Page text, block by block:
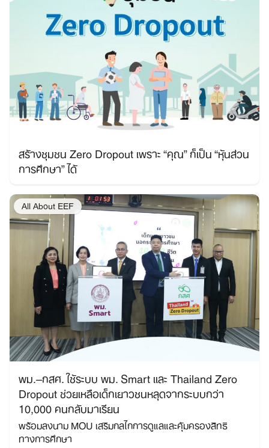
Search
for:
สร้างชุมชน Zero Dropout เพราะ “คุณ” ก็เป็น “หุ้นส่วน
การศึกษา” ได้
All About EEF
พม.–กสศ. ใช้ระบบ พม. Smart และ Thailand Zero
Dropout ช่วยเหลือเด็กเยาวชนหลุดจากระบบกว่า
10,000 คนกลับมาเรียน
พร้อมลงนาม MOU เสริมกลไกการดูแลและคุ้มครองสิทธิ
ทางการศึกษา